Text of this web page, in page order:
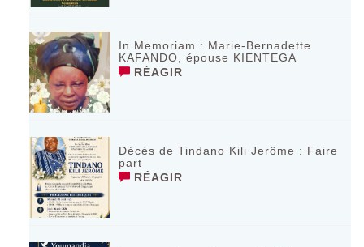
In Memoriam : Marie-Bernadette
KAFANDO, épouse KIENTEGA
RÉAGIR
Décès de Tindano Kili Jerôme : Faire
part
RÉAGIR